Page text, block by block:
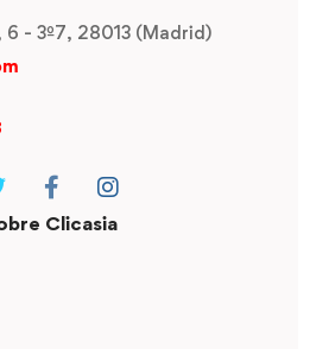
- 3º7, 28013 (Madrid)
Clicasia